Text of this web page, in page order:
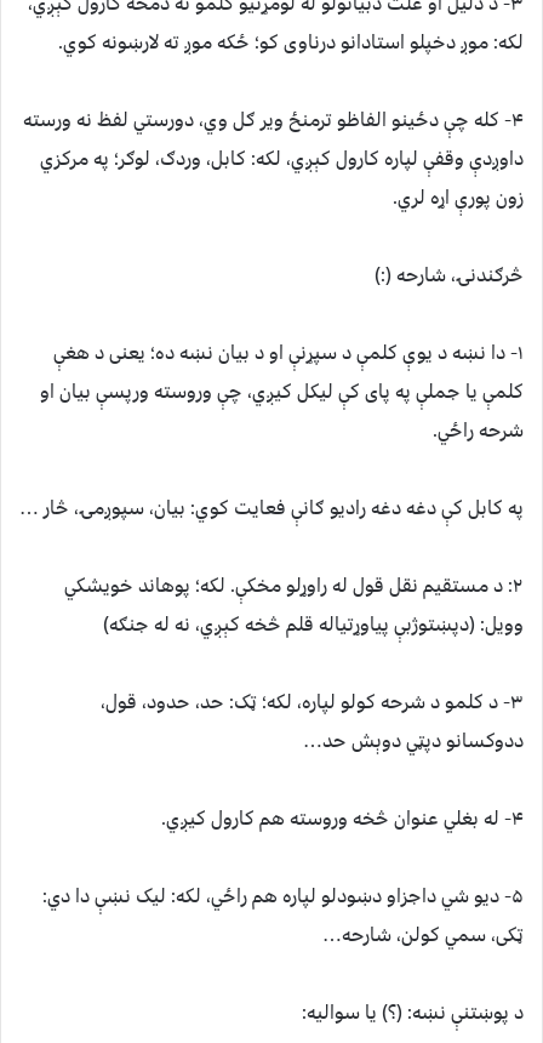
لکه: موږ دخپلو استادانو درناوی کو؛ ځکه موږ ته لارښونه کوي.
۴- کله چې دځینو الفاظو ترمنځ ویر ګل وي، دورستي لفظ نه ورسته
داوږدې وقفې لپاره کارول کېږي، لکه: کابل، وردګ، لوګر؛ په مرکزي
زون پورې اړه لري.
څرګندنۍ، شارحه (:)
۱- دا نښه د یوې کلمې د سپړنې او د بیان نښه ده؛ یعنی د هغې
کلمې یا جملې په پای کې لیکل کیږي، چې وروسته ورپسې بیان او
شرحه راځي.
په کابل کې دغه دغه رادیو ګانې فعایت کوي: بیان، سپوږمۍ، څار …
۲: د مستقیم نقل قول له راوړلو مخکې. لکه؛ پوهاند خویشکي
وویل: (دپښتوژبې پیاوړتیاله قلم څخه کېږي، نه له جنګه)
۳- د کلمو د شرحه کولو لپاره، لکه؛ ټک: حد، حدود، قول،
ددوکسانو دپټي دوېش حد…
۴- له بغلي عنوان څخه وروسته هم کارول کیږي.
۵- دیو شي داجزاو دښودلو لپاره هم راځي، لکه: لیک نښې دا دي:
ټکی، سمي کولن، شارحه…
د پوښتنې نښه: (؟) یا سوالیه: